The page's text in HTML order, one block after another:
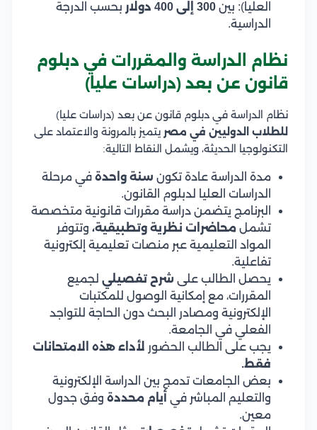
العليا): بين
بحسب الدرجة
الدراسية.
نظام الدراسة والمقررات في دبلوم
قانون عن بعد (دراسات عليا)
نظام الدراسة في دبلوم قانون عن بعد (دراسات عليا)
للطلاب الدوليين في مصر يتميز بالمرونة والاعتماد على
التكنولوجيا الحديثة، ويشمل النقاط التالية:
مدة الدراسة عادة تكون سنة واحدة في مرحلة
الدراسات العليا لدبلوم القانون.
البرنامج يتضمن دراسة مقررات قانونية متخصصة
تشمل محاضرات نظرية وتطبيقية، وتتوفر
المواد التعليمية عبر منصات تعليمية إلكترونية
تفاعلية.
يحصل الطالب على شرح تفصيلي لجميع
المقررات، مع إمكانية الوصول للمكتبات
الإلكترونية ومصادر البحث دون الحاجة للتواجد
الفعلي في الجامعة.
يجب على الطالب الحضور لأداء هذه الامتحانات
فقط.
بعض الجامعات تدمج بين الدراسة الإلكترونية
والتعليم المباشر في أيام محددة وفق جدول
معين.